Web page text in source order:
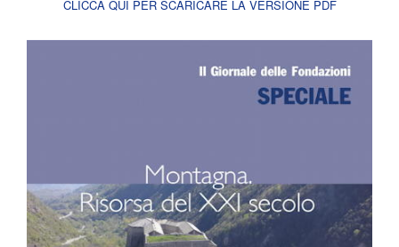
CLICCA QUI PER SCARICARE LA VERSIONE PDF